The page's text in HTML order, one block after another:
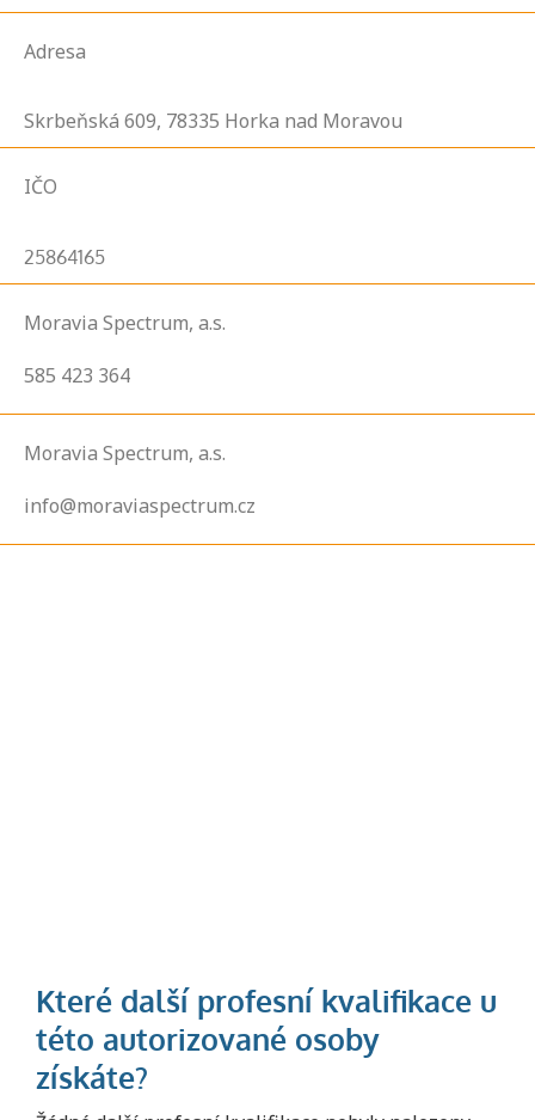
Adresa
Skrbeňská 609, 78335 Horka nad Moravou
IČO
25864165
Moravia Spectrum, a.s.
585 423 364
Moravia Spectrum, a.s.
info@moraviaspectrum.cz